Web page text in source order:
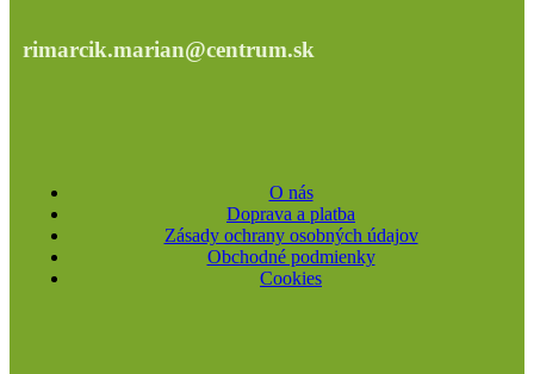
rimarcik.marian@centrum.sk
O nás
Doprava a platba
Zásady ochrany osobných údajov
Obchodné podmienky
Cookies